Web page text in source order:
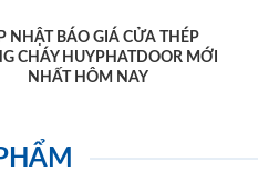
NHẬT BÁO GIÁ CỬA THÉP
CHÁY HUYPHATDOOR MỚI
NHẤT HÔM NAY